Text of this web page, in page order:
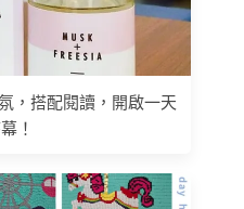
，搭配閱讀，開啟一天
！